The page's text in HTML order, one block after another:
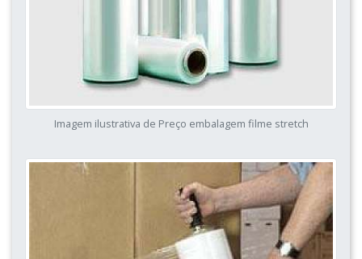
Imagem ilustrativa de Preço embalagem filme stretch